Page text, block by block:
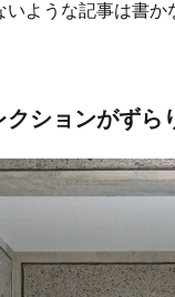
ような記事は書
ションがずら